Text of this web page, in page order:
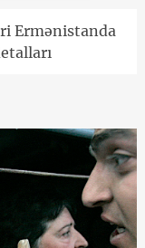
Ermənistanda